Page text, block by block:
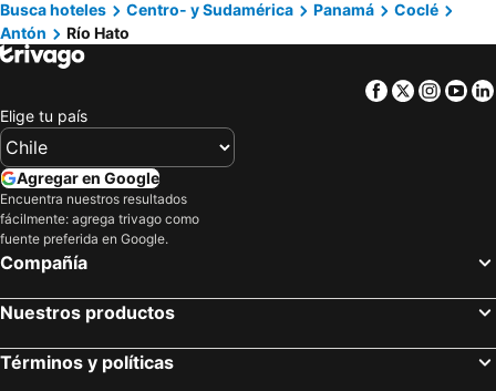
Pacora, Panamá Hoteles
La Chorrera, Panamá Hoteles
Ciudad de Panamá, Panamá Hoteles
Bocas del Toro, Bocas del Toro Hoteles
Bastimentos, Bocas del Toro Hoteles
David, Chiriquí Hoteles
Bajo Boquete, Chiriquí Hoteles
Busca hoteles Centro- y Sudamérica Panamá
Coclé
Antón
Río Hato
Facebook
Twitter
Elige tu país
Agregar en Google
Encuentra nuestros resultados
fácilmente: agrega trivago como
fuente preferida en Google.
Compañía
Nuestros productos
Términos y políticas